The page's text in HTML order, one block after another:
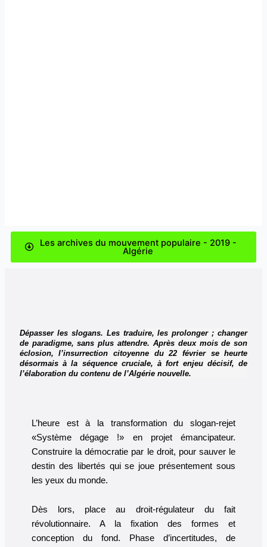
Les archives du mouvement populaire - 2019 -
Algérie
Dépasser les slogans. Les traduire, les prolonger ; changer
de paradigme, sans plus attendre. Après deux mois de son
éclosion, l’insurrection citoyenne du 22 février se heurte
désormais à la séquence cruciale, à fort enjeu décisif, de
l’élaboration du contenu de l’Algérie nouvelle.
L’heure est à la transformation du slogan-rejet
«Système dégage !» en projet émancipateur.
Construire la démocratie par le droit, pour sauver le
destin des libertés qui se joue présentement sous
les yeux du monde.
Dès lors, place au droit-régulateur du fait
révolutionnaire. A la fixation des formes et
conception du fond. Phase d’incertitudes, de